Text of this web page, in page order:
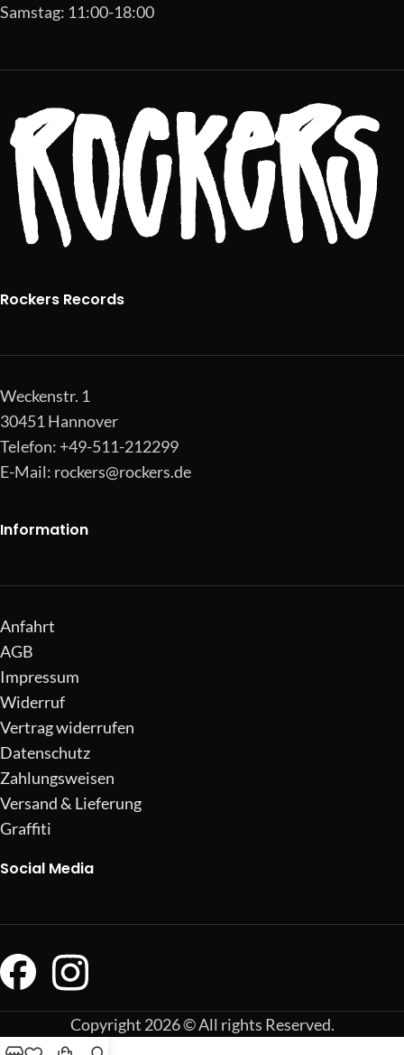
Samstag: 11:00-18:00
Rockers Records
Weckenstr. 1
30451 Hannover
Telefon: +49-511-212299
E-Mail: rockers@rockers.de
Information
Anfahrt
AGB
Impressum
Widerruf
Vertrag widerrufen
Datenschutz
Zahlungsweisen
Versand & Lieferung
Graffiti
Social Media
Copyright 2026 © All rights Reserved.